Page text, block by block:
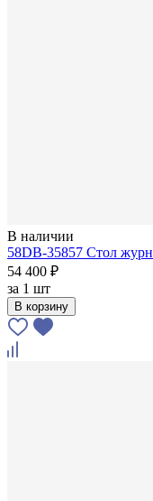
В наличии
58DB-35857 Стол
54 400 ₽
за 1 шт
В корзину